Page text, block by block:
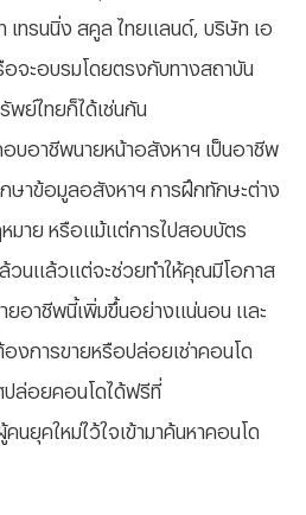
เทรนนิ่ง สคูล ไทยแลนด์, บริษัท เอ
อจะอบรมโดยตรงกับทางสถาบัน
พย์ไทยก็ได้เช่นกัน
บอาชีพนายหน้าอสังหาฯ เป็นอาชีพ
ษาข้อมูลอสังหาฯ การฝึกทักษะต่าง
มาย หรือแม้แต่การไปสอบบัตร
วนแล้วแต่จะช่วยทำให้คุณมีโอกาส
ายอาชีพนี้เพิ่มขึ้นอย่างแน่นอน และ
งการขายหรือปล่อยเช่าคอนโด
ปล่อยคอนโดได้ฟรีที่
คนยุคใหม่ไว้ใจเข้ามาค้นหาคอนโด